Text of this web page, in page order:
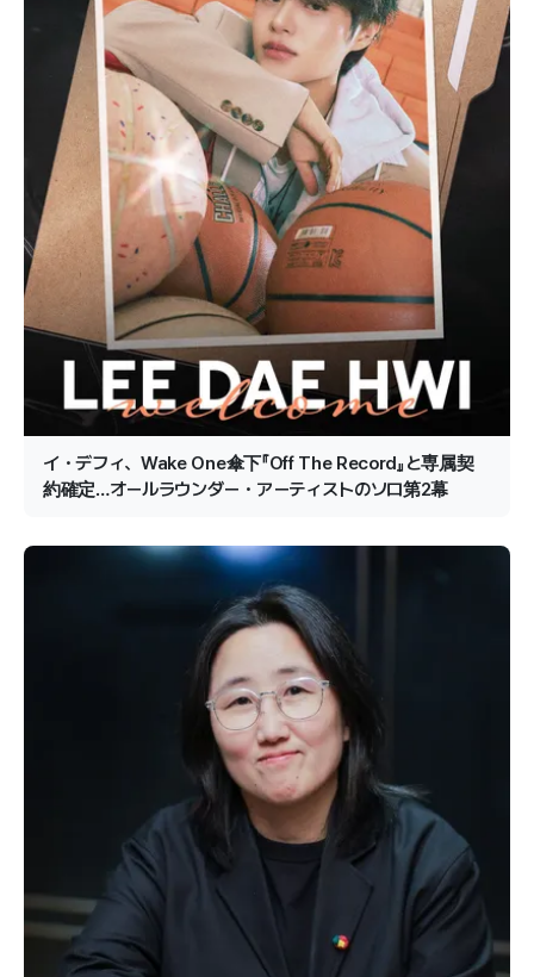
イ・デフィ、Wake One傘下『Off The Record』と専属契
約確定…オールラウンダー・アーティストのソロ第2幕